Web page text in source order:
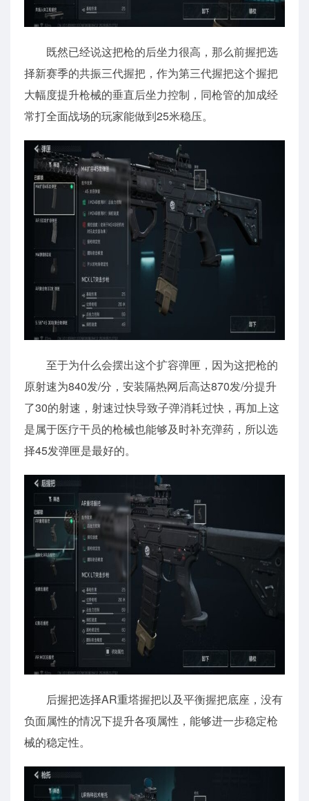
既然已经说这把枪的后坐力很高，那么前握把选
择新赛季的共振三代握把，作为第三代握把这个握把
大幅度提升枪械的垂直后坐力控制，同枪管的加成经
常打全面战场的玩家能做到25米稳压。
至于为什么会摆出这个扩容弹匣，因为这把枪的
原射速为840发/分，安装隔热网后高达870发/分提升
了30的射速，射速过快导致子弹消耗过快，再加上这
是属于医疗干员的枪械也能够及时补充弹药，所以选
择45发弹匣是最好的。
后握把选择AR重塔握把以及平衡握把底座，没有
负面属性的情况下提升各项属性，能够进一步稳定枪
械的稳定性。